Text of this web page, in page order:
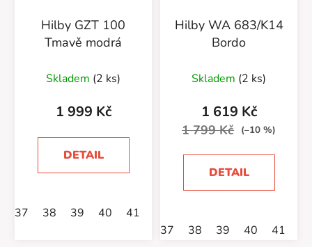
Hilby GZT 100
Tmavě modrá
Skladem (2 ks)
1 999 Kč
DETAIL
37 38 39 40 41
Hilby WA 683/K14
Bordo
Skladem (2 ks)
1 619 Kč
1 799 Kč (–10 %)
DETAIL
37 38 39 40 41